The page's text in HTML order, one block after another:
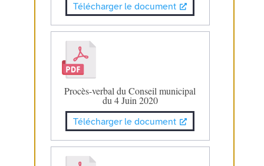
Télécharger le document
Procès-verbal du Conseil municipal
du 4 Juin 2020
Télécharger le document